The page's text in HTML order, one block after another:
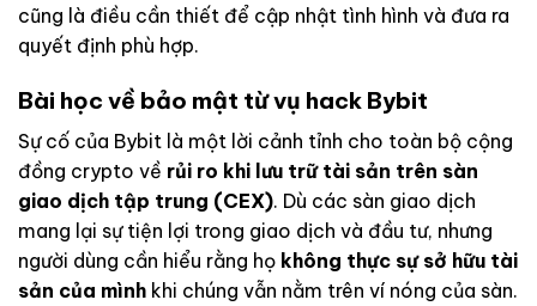
cũng là điều cần thiết để cập nhật tình hình và đưa ra
quyết định phù hợp.
Bài học về bảo mật từ vụ hack Bybit
Sự cố của Bybit là một lời cảnh tỉnh cho toàn bộ cộng
đồng crypto về rủi ro khi lưu trữ tài sản trên sàn
giao dịch tập trung (CEX). Dù các sàn giao dịch
mang lại sự tiện lợi trong giao dịch và đầu tư, nhưng
người dùng cần hiểu rằng họ không thực sự sở hữu tài
sản của mình khi chúng vẫn nằm trên ví nóng của sàn.